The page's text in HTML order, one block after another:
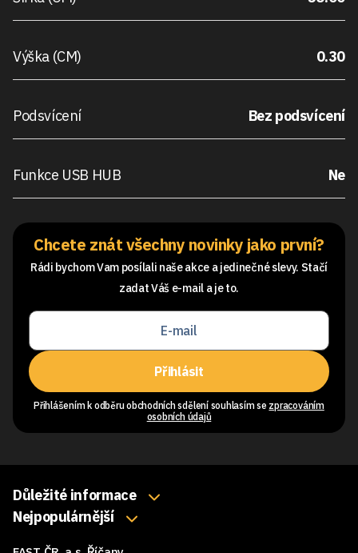
Výška (CM) 0.30
Podsvícení Bez podsvícení
Funkce USB HUB Ne
Chcete znát všechny novinky jako první?
Rádi bychom Vam posílali naše akce a jedinečné slevy. Stačí
zadat Váš e-mail a je to.
Přihlásit
Přihlášením k odběru obchodních sdělení souhlasím se zpracováním
osobních údajů
Důležité informace
O nás
Nejpopulárnější